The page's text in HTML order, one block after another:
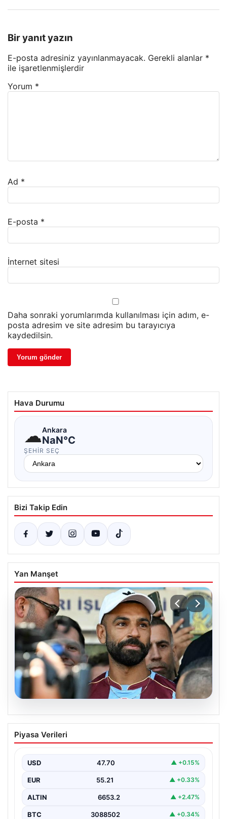
Bir yanıt yazın
E-posta adresiniz yayınlanmayacak. Gerekli alanlar *
ile işaretlenmişlerdir
Yorum *
Ad *
E-posta *
İnternet sitesi
Daha sonraki yorumlarımda kullanılması için adım, e-
posta adresim ve site adresim bu tarayıcıya
kaydedilsin.
Hava Durumu
☁Ankara
NaN°C
ŞEHIR SEÇ
Bizi Takip Edin
Yan Manşet
Salah’ın Trabzonspor tercihi sonrası
olay sözler! “Onu orada görünce…”
Piyasa Verileri
USD 47.70 ▲ +0.15%
EUR 55.21 ▲ +0.33%
ALTIN 6653.2 ▲ +2.47%
BTC 3088502 ▲ +0.34%